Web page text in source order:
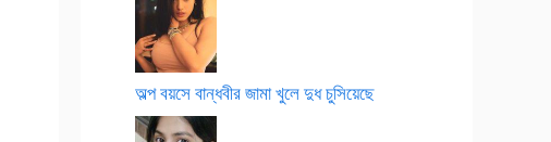
অল্প বয়সে বান্ধবীর জামা খুলে দুধ চুসিয়েছে